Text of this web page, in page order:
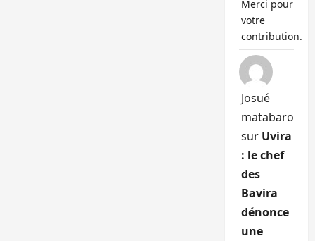
Merci pour
votre
contribution.
Josué
matabaro
sur Uvira
: le chef
des
Bavira
dénonce
une